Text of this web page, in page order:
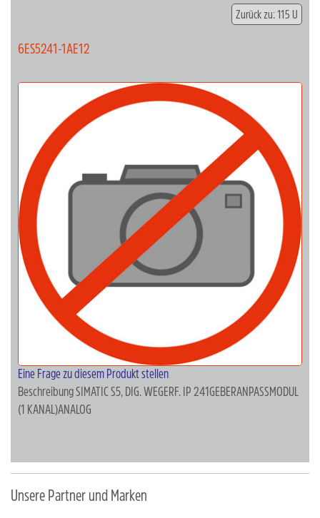
Zurück zu: 115 U
6ES5241-1AE12
Eine Frage zu diesem Produkt stellen
BeschreibungSIMATIC S5, DIG. WEGERF. IP 241GEBERANPASSMODUL
(1 KANAL)ANALOG
Unsere Partner und Marken